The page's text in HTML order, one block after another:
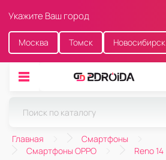
Укажите Ваш город
Москва Томск Новосибирск
Главная
Смартфоны
Смартфоны OPPO
Reno 14